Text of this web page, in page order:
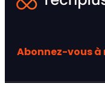
Abonnez-vous